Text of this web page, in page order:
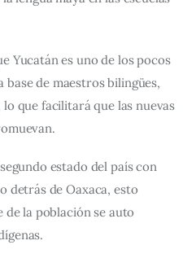
Yucatán es uno de los pocos
de maestros bilingües,
que facilitará que las nuevas
estado del país con
detrás de Oaxaca, esto
la población se auto